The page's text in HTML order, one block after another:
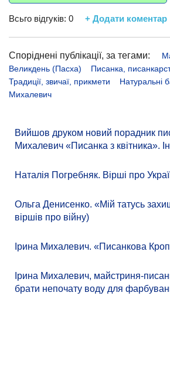
Всьго відгуків: 0 + Додати коментар
Споріднені публікації, за тегами:
Великдень (Пасха)
Писанка,
Традиції, звичаї, прикмети
Натуральні
Михалевич
Вийшов друком новий порадник
Михалевич «Писанка з квітника».
Наталія Погребняк. Вірші про
Ольга Денисенко. «Мій татусь
віршів про війну)
Ірина Михалевич. «Писанкова
Ірина Михалевич, майстриня-
брати непочату воду для